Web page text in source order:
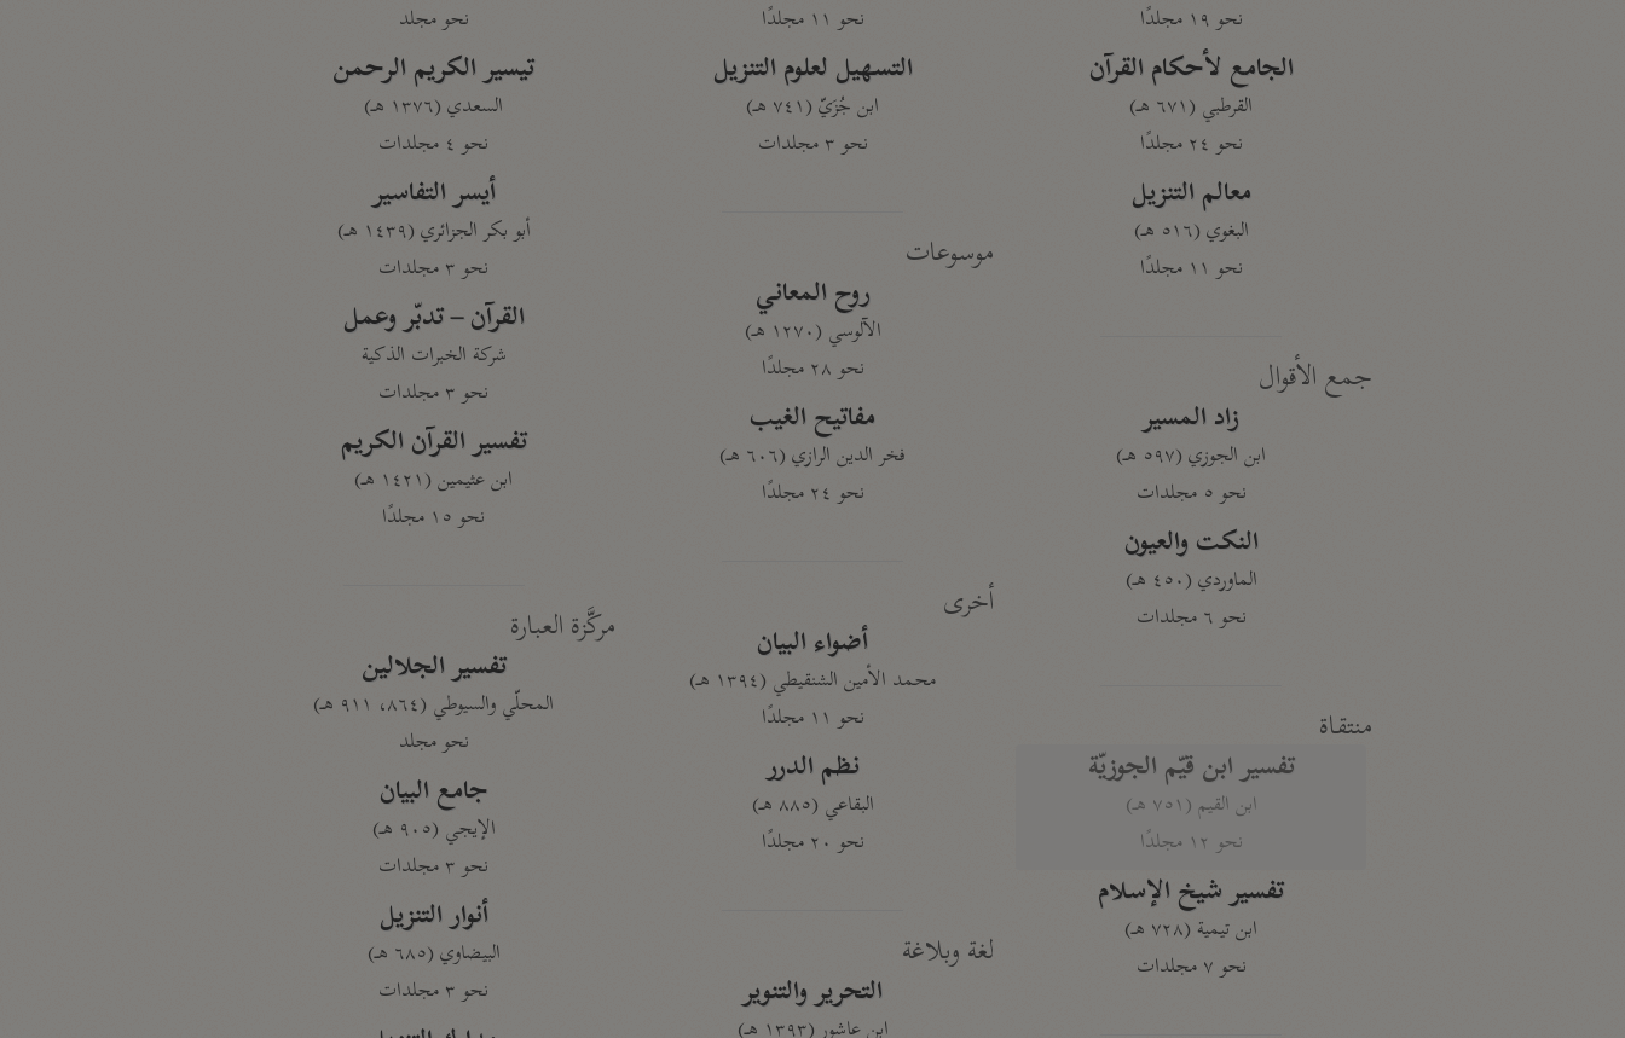
نحو ١٩ مجلدًا
الجامع لأحكام القرآن
القرطبي (٦٧١ هـ)
نحو ٢٤ مجلدًا
معالم التنزيل
البغوي (٥١٦ هـ)
نحو ١١ مجلدًا
جمع الأقوال
زاد المسير
ابن الجوزي (٥٩٧ هـ)
نحو ٥ مجلدات
النكت والعيون
الماوردي (٤٥٠ هـ)
نحو ٦ مجلدات
منتقاة
تفسير ابن قيّم الجوزيّة
ابن القيم (٧٥١ هـ)
نحو ١٢ مجلدًا
تفسير شيخ الإسلام
ابن تيمية (٧٢٨ هـ)
نحو ٧ مجلدات
نحو ١١ مجلدًا
التسهيل لعلوم التنزيل
ابن جُزَيّ (٧٤١ هـ)
نحو ٣ مجلدات
موسوعات
روح المعاني
الآلوسي (١٢٧٠ هـ)
نحو ٢٨ مجلدًا
مفاتيح الغيب
فخر الدين الرازي (٦٠٦ هـ)
نحو ٢٤ مجلدًا
أخرى
أضواء البيان
محمد الأمين الشنقيطي (١٣٩٤ هـ)
نحو ١١ مجلدًا
نظم الدرر
البقاعي (٨٨٥ هـ)
نحو ٢٠ مجلدًا
لغة وبلاغة
التحرير والتنوير
ابن عاشور (١٣٩٣ هـ)
نحو مجلد
تيسير الكريم الرحمن
السعدي (١٣٧٦ هـ)
نحو ٤ مجلدات
أيسر التفاسير
أبو بكر الجزائري (١٤٣٩ هـ)
نحو ٣ مجلدات
القرآن – تدبّر وعمل
شركة الخبرات الذكية
نحو ٣ مجلدات
تفسير القرآن الكريم
ابن عثيمين (١٤٢١ هـ)
نحو ١٥ مجلدًا
مركَّزة العبارة
تفسير الجلالين
المحلّي والسيوطي (٨٦٤، ٩١١ هـ)
نحو مجلد
جامع البيان
الإيجي (٩٠٥ هـ)
نحو ٣ مجلدات
أنوار التنزيل
البيضاوي (٦٨٥ هـ)
نحو ٣ مجلدات